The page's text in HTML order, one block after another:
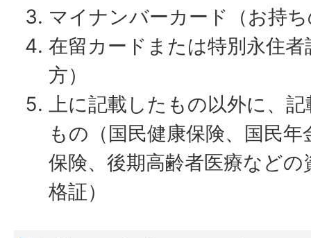
マイナンバーカード（お持
在留カードまたは特別永住
方）
上に記載したもの以外に、
もの（国民健康保険、国民
保険、後期高齢者医療など
格証）